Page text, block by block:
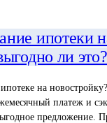
ипотеки
ли это?
на
платеж и
предложение.